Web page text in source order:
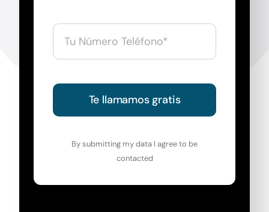
Te llamamos gratis
By submitting my data I agree to be
contacted